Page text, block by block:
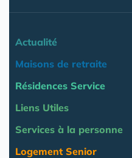
Actualité
Maisons de retraite
Résidences Service
Liens Utiles
Services à la personne
Logement Senior